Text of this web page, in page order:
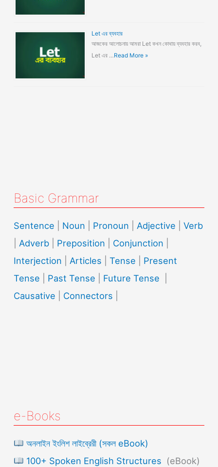
Let এর ব্যবহার
আজকের আলোচনায় আমরা Let কখন কোথায় ব্যবহার করব,
Let এর …Read More »
Basic Grammar
Sentence Noun Pronoun Adjective |Verb
Adverb Preposition Conjunction
Interjection
Articles |Tense
Present
Tense
Past Tense Future Tense
Causative
Connectors
e-Books
অনলাইন ইংলিশ লাইব্রেরী (সকল eBook)
100+ Spoken English Structures (eBook)